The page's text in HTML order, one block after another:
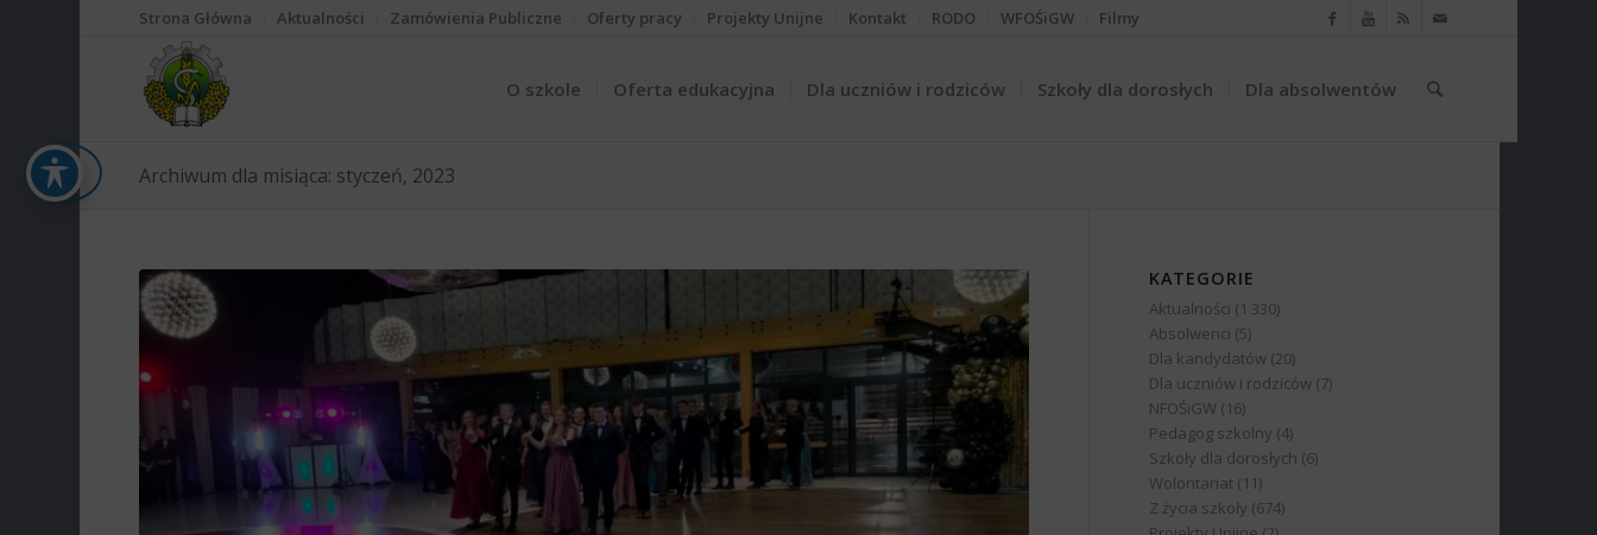
Strona Główna Aktualności Zamówienia Publiczne Oferty pracy Projekty Unijne Kontakt RODO WFOŚiGW Filmy
O szkole Oferta edukacyjna Dla uczniów i rodziców Szkoły dla dorosłych Dla absolwentów
Archiwum dla misiąca: styczeń, 2023
KATEGORIE
Aktualności (1 330)
Absolwenci (5)
Dla kandydatów (20)
Dla uczniów i rodziców (7)
NFOŚiGW (16)
Pedagog szkolny (4)
Szkoły dla dorosłych (6)
Wolontariat (11)
Z życia szkoły (674)